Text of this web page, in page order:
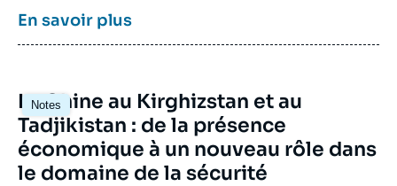
En savoir plus
Notes
Image
principale
La Chine au Kirghizstan et au
Tadjikistan : de la présence
économique à un nouveau rôle dans
le domaine de la sécurité